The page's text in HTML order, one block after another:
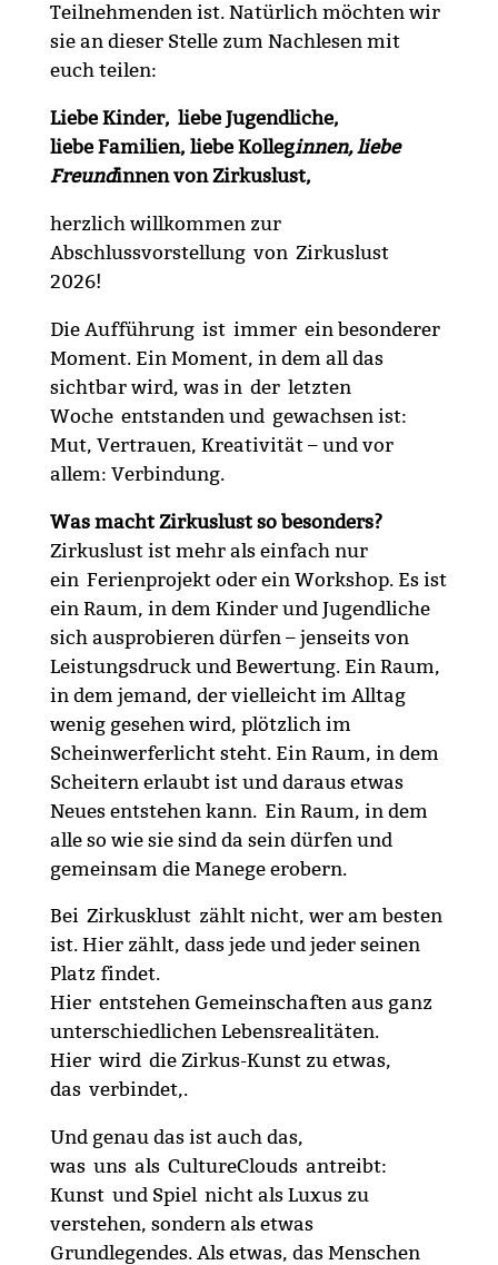
Teilnehmenden ist. Natürlich möchten wir
sie an dieser Stelle zum Nachlesen mit
euch teilen:
Liebe Kinder, liebe Jugendliche,
liebe Familien, liebe Kolleginnen, liebe
Freundinnen von Zirkuslust,
herzlich willkommen zur
Abschlussvorstellung von Zirkuslust
2026!
Die Aufführung ist immer ein besonderer
Moment. Ein Moment, in dem all das
sichtbar wird, was in der letzten
Woche entstanden und gewachsen ist:
Mut, Vertrauen, Kreativität – und vor
allem: Verbindung.
Was macht Zirkuslust so besonders?
Zirkuslust ist mehr als einfach nur
ein Ferienprojekt oder ein Workshop. Es ist
ein Raum, in dem Kinder und Jugendliche
sich ausprobieren dürfen – jenseits von
Leistungsdruck und Bewertung. Ein Raum,
in dem jemand, der vielleicht im Alltag
wenig gesehen wird, plötzlich im
Scheinwerferlicht steht. Ein Raum, in dem
Scheitern erlaubt ist und daraus etwas
Neues entstehen kann. Ein Raum, in dem
alle so wie sie sind da sein dürfen und
gemeinsam die Manege erobern.
Bei Zirkusklust zählt nicht, wer am besten
ist. Hier zählt, dass jede und jeder seinen
Platz findet.
Hier entstehen Gemeinschaften aus ganz
unterschiedlichen Lebensrealitäten.
Hier wird die Zirkus-Kunst zu etwas,
das verbindet,.
Und genau das ist auch das,
was uns als CultureClouds antreibt:
Kunst und Spiel nicht als Luxus zu
verstehen, sondern als etwas
Grundlegendes. Als etwas, das Menschen